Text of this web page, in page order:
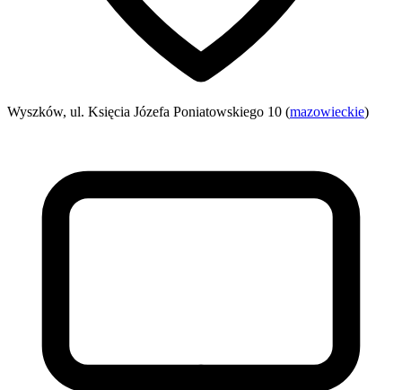
Wyszków, ul. Księcia Józefa Poniatowskiego 10 (mazowieckie)